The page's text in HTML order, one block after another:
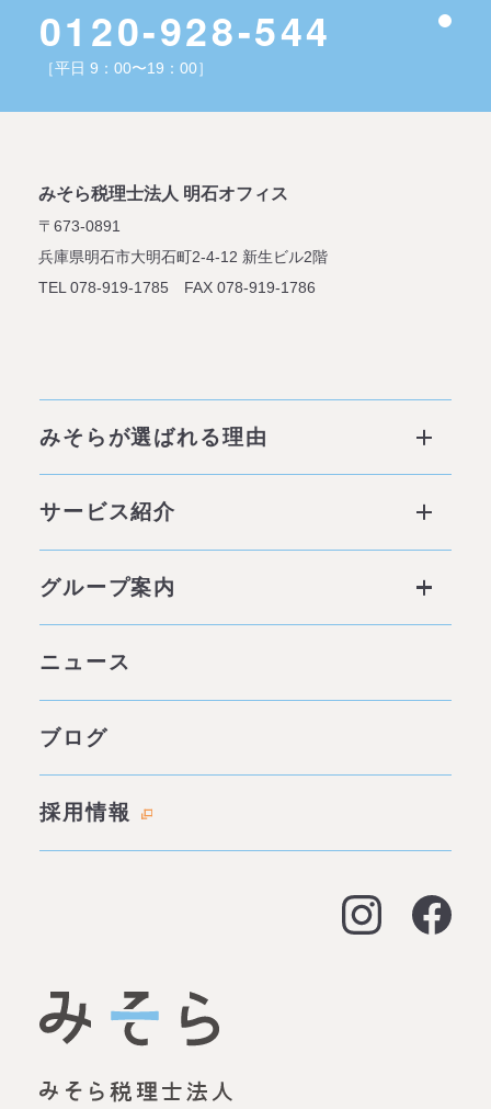
0120-928-544
［平日 9：00〜19：00］
みそら税理士法人 明石オフィス
〒673-0891
兵庫県明石市大明石町2-4-12 新生ビル2階
TEL 078-919-1785 FAX 078-919-1786
みそらが選ばれる理由
他社との違い
サービス紹介
社会背景
みそらの独自性
料金表
資金調達（事業融資）
資金調達（創業融資）
グループ案内
代表あいさつ
名古屋オフィス
ニュース
ブログ
採用情報